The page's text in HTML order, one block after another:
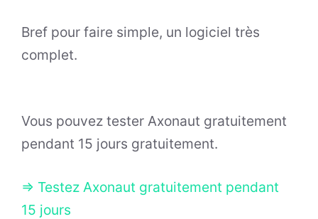
Bref pour faire simple, un logiciel très
complet.
Vous pouvez tester Axonaut gratuitement
pendant 15 jours gratuitement.
=> Testez Axonaut gratuitement pendant
15 jours